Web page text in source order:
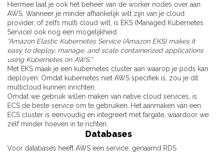
Hiermee laat je ook het beheer van de worker nodes over aan
AWS. Wanneer je minder afhankelijk wilt zijn van je cloud
provider, of zelfs multi cloud wilt, is EKS (Managed Kubernetes
Service) ook nog een mogelijkheid.
“Amazon Elastic Kubernetes Service (Amazon EKS) makes it
easy to deploy, manage, and scale containerized applications
using Kubernetes on AWS.”
Met EKS maak je een kubernetes cluster aan waarop je pods kan
deployen. Omdat kubernetes niet AWS specifiek is, zou je dit
multicloud kunnen inrichten.
Omdat we gebruik willen maken van native cloud services, is
ECS de beste service om te gebruiken. Het aanmaken van een
ECS cluster is eenvoudig en integreert met fargate, waardoor we
zelf minder hoeven in te richten.
Databases
Voor databases heeft AWS een service, genaamd RDS